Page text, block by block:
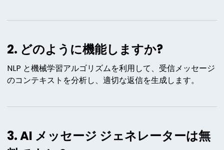
2. どのように機能しますか?
NLP と機械学習アルゴリズムを利用して、受信メッセージ
のコンテキストを分析し、適切な返信を生成します。
3. AI メッセージ ジェネレーターは無